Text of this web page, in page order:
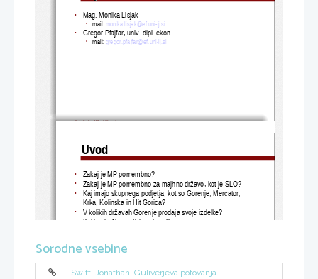
Vaje 1 2
Tehnike in oblike MP - vaje
• Mag. Monika Lisjak
• mail: monika.lisjak@ef.uni-lj.si
• Gregor Pfajfar, univ. dipl. ekon.
• mail: gregor.pfajfar@ef.uni-lj.si
Uvod
Uvod
• Zakaj je MP pomembno?
• Zakaj je MP pomembno za majhno državo, kot je SLO?
•
Kaj imajo skupnega podjetja, kot so Gorenje, Mercator,
Krka, Kolinska in Hit Gorica?
• V kolikih državah Gorenje prodaja svoje izdelke?
Koliko družb ima Krka v tujini?
Sorodne vsebine
Swift, Jonathan: Guliverjeva potovanja